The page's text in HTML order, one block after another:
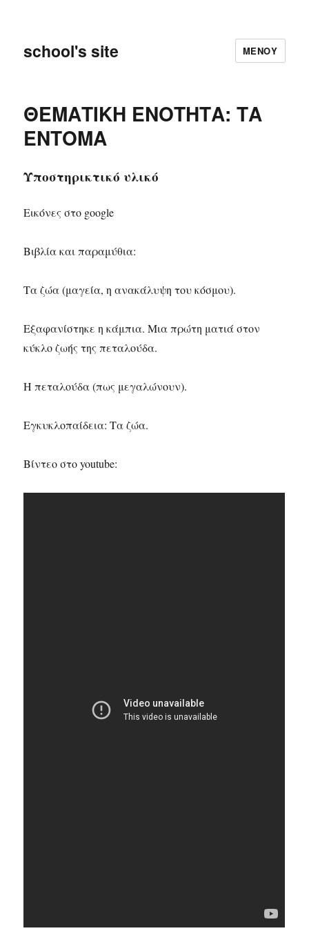
school's site ΜΕΝΟΎ
ΘΕΜΑΤΙΚΗ ΕΝΟΤΗΤΑ: ΤΑ
ΕΝΤΟΜΑ
Υποστηρικτικό υλικό
Εικόνες στο google
Βιβλία και παραμύθια:
Τα ζώα (μαγεία, η ανακάλυψη του κόσμου).
Εξαφανίστηκε η κάμπια. Μια πρώτη ματιά στον
κύκλο ζωής της πεταλούδα.
Η πεταλούδα (πως μεγαλώνουν).
Εγκυκλοπαίδεια: Τα ζώα.
Βίντεο στο youtube: